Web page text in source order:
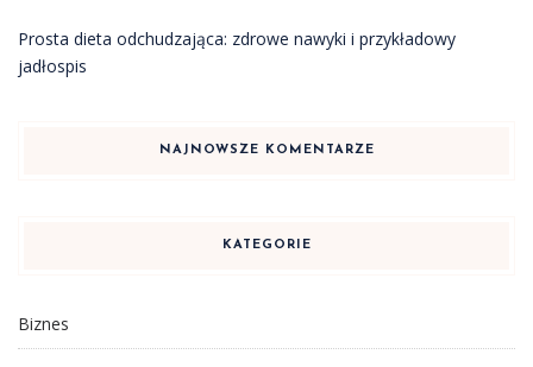
Prosta dieta odchudzająca: zdrowe nawyki i przykładowy
jadłospis
NAJNOWSZE KOMENTARZE
KATEGORIE
Biznes